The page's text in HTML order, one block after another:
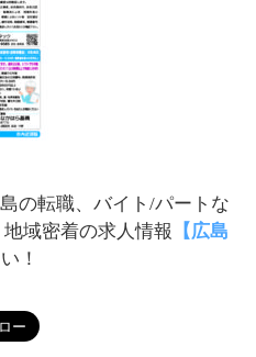
の転職、バイト/パートな
域密着の求人情報
【広島
！